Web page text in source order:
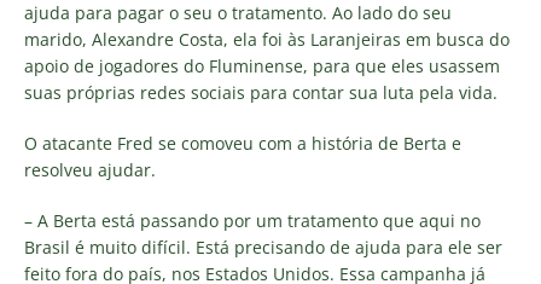
ajuda para pagar o seu o tratamento. Ao lado do seu
marido, Alexandre Costa, ela foi às Laranjeiras em busca do
apoio de jogadores do Fluminense, para que eles usassem
suas próprias redes sociais para contar sua luta pela vida.
O atacante Fred se comoveu com a história de Berta e
resolveu ajudar.
– A Berta está passando por um tratamento que aqui no
Brasil é muito difícil. Está precisando de ajuda para ele ser
feito fora do país, nos Estados Unidos. Essa campanha já